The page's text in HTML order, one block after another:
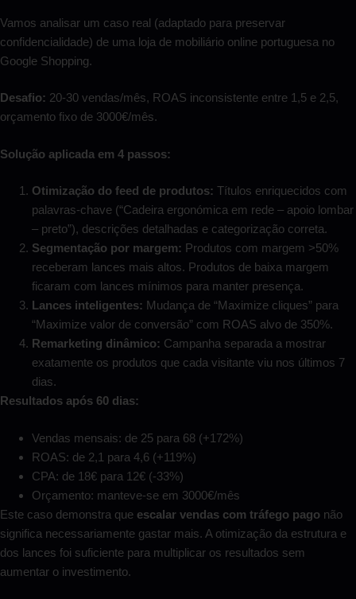
Vamos analisar um caso real (adaptado para preservar
confidencialidade) de uma loja de mobiliário online portuguesa no
Google Shopping.
Desafio: 20-30 vendas/mês, ROAS inconsistente entre 1,5 e 2,5,
orçamento fixo de 3000€/mês.
Solução aplicada em 4 passos:
Otimização do feed de produtos: Títulos enriquecidos com
palavras-chave (“Cadeira ergonómica em rede – apoio lombar
– preto”), descrições detalhadas e categorização correta.
Segmentação por margem: Produtos com margem >50%
receberam lances mais altos. Produtos de baixa margem
ficaram com lances mínimos para manter presença.
Lances inteligentes: Mudança de “Maximize cliques” para
“Maximize valor de conversão” com ROAS alvo de 350%.
Remarketing dinâmico: Campanha separada a mostrar
exatamente os produtos que cada visitante viu nos últimos 7
dias.
Resultados após 60 dias:
Vendas mensais: de 25 para 68 (+172%)
ROAS: de 2,1 para 4,6 (+119%)
CPA: de 18€ para 12€ (-33%)
Orçamento: manteve-se em 3000€/mês
Este caso demonstra que escalar vendas com tráfego pago não
significa necessariamente gastar mais. A otimização da estrutura e
dos lances foi suficiente para multiplicar os resultados sem
aumentar o investimento.